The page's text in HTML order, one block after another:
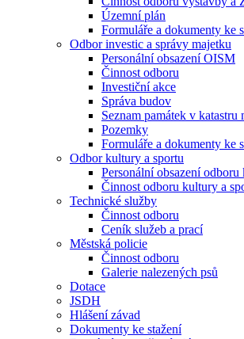
Územní plán
Formuláře a dokumenty ke
Odbor investic a správy majetku
Personální obsazení OISM
Činnost odboru
Investiční akce
Správa budov
Seznam památek v katastru
Pozemky
Formuláře a dokumenty ke
Odbor kultury a sportu
Personální obsazení
Činnost odboru kultury a
Technické služby
Činnost odboru
Ceník služeb a prací
Městská policie
Činnost odboru
Galerie nalezených psů
Dotace
JSDH
Hlášení závad
Dokumenty ke stažení